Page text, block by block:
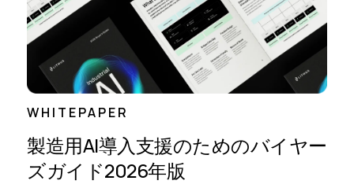
WHITEPAPER
製造用AI導入支援のためのバイヤー
ズガイド2026年版